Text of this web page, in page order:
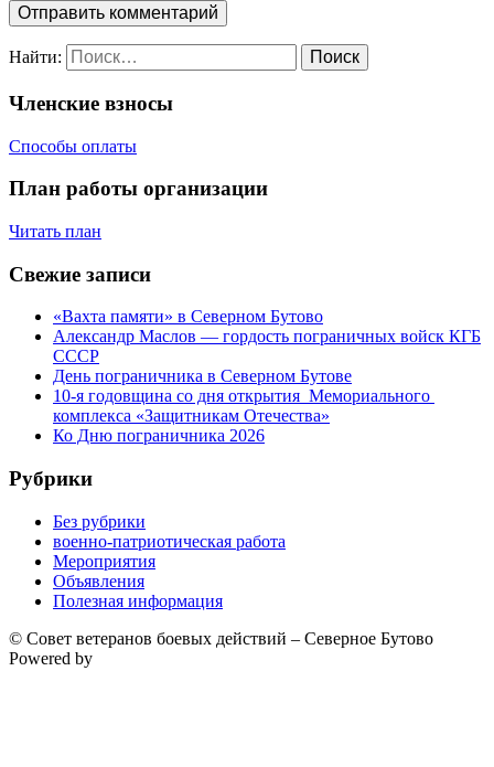
Найти:
Членские взносы
Способы оплаты
План работы организации
Читать план
Свежие записи
«Вахта памяти» в Северном Бутово
Александр Маслов — гордость пограничных войск КГБ
СССР
День пограничника в Северном Бутове
10-я годовщина со дня открытия Мемориального
комплекса «Защитникам Отечества»
Ко Дню пограничника 2026
Рубрики
Без рубрики
военно-патриотическая работа
Мероприятия
Объявления
Полезная информация
© Совет ветеранов боевых действий – Северное Бутово
Powered by